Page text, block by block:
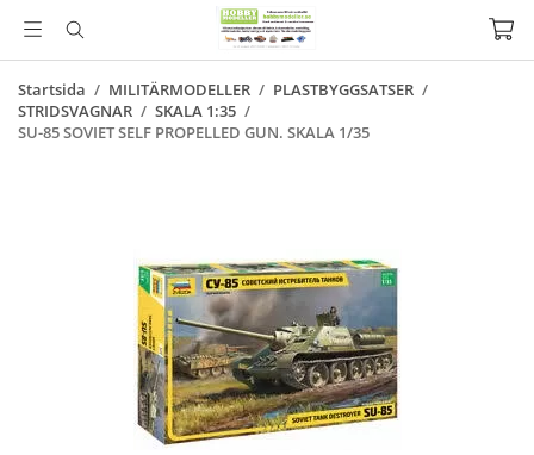
Startsida / MILITÄRMODELLER / PLASTBYGGSATSER /
STRIDSVAGNAR / SKALA 1:35 /
SU-85 SOVIET SELF PROPELLED GUN. SKALA 1/35